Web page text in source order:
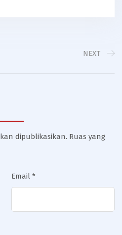
NEXT
dipublikasikan. Ruas yang
Email *